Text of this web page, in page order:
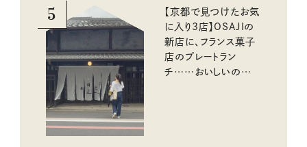
5
【京都で見つけたお気
に入り3店】OSAJIの
新店に、フランス菓子
店のプレートラン
チ……おいしいのんび